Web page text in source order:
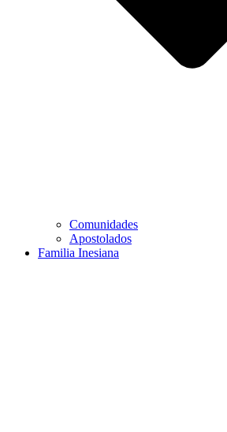
Comunidades
Apostolados
Familia Inesiana